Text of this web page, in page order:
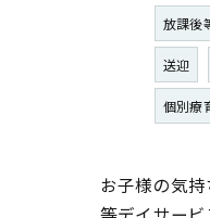
放課後
送迎
個別療
お子様の気